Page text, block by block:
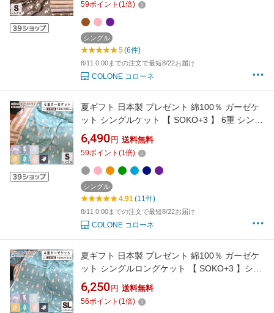
け 綿毛布 ブランケット 膝掛け さらさら さらっ
と 冷え防止 吸汗速乾
59ポイント (1倍)
シングル
5(6件)
8/11 0:00までの注文で最短8/22お届け
COLONE コローネ
夏ギフト 日本製 プレゼント 綿100％ ガーゼケ
ット シングルケット 【 SOKO+3 】 6重 シング
ル 日本産 シングルサイズ 三河木綿 約
140×190cm 年中素材 オールシーズン 春 夏 肌
掛け 綿毛布 ブランケット 膝掛け さらさら さら
っと 冷え防止 吸汗速乾 涼しい 冷房対策
6,490 円 送料無料
59ポイント (1倍)
シングル
4.91(11件)
8/11 0:00までの注文で最短8/22お届け
COLONE コローネ
夏ギフト 日本製 プレゼント 綿100％ ガーゼケ
ット シングルロングケット 【 SOKO+3 】シン
グルロング シングル 日本産 シングルサイズ 三
河木綿 約140×210cm 大判ケット年中素材 オー
ルシーズン 肌掛け ブランケット 4重ガーゼ 膝
6,250 円 送料無料
56ポイント (1倍)